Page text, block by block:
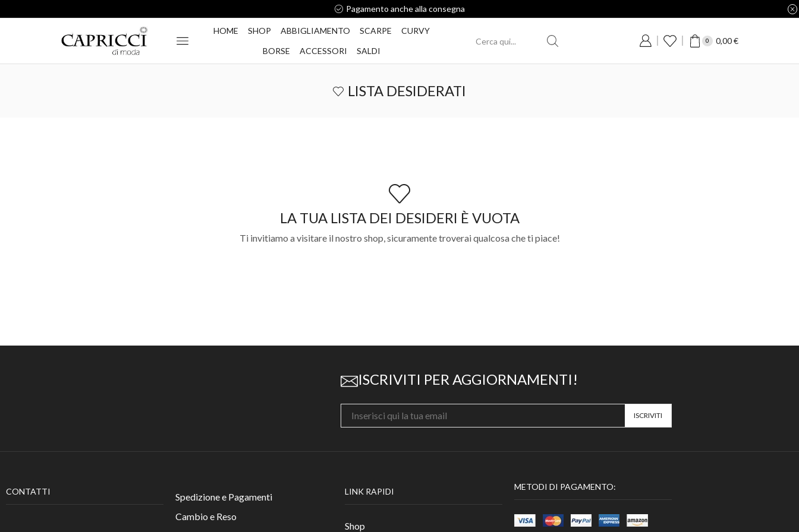
Pagamento anche alla consegna
HOME SHOP ABBIGLIAMENTO SCARPE
CURVY
BORSE
ACCESSORI SALDI
0 0,00€
LISTA DESIDERATI
LA TUA LISTA DEI DESIDERI È VUOTA
Ti invitiamo a visitare il nostro shop, sicuramente troverai qualcosa che ti piace!
ISCRIVITI PER AGGIORNAMENTI!
CONTATTI
Spedizione e Pagamenti
Cambio e Reso
LINK RAPIDI
Shop
METODI DI PAGAMENTO: